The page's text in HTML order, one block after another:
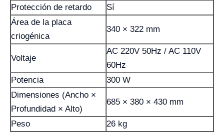
Protección de retardo
Sí
Área de la placa
criogénica
340 × 322 mm
Voltaje
AC 220V 50Hz / AC 110V
60Hz
Potencia
300 W
Dimensiones (Ancho ×
Profundidad × Alto)
685 × 380 × 430 mm
Peso 26 kg